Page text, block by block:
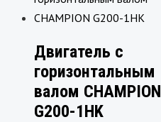
Двигатель с
горизонтальным
валом CHAMPION
G200-1HK